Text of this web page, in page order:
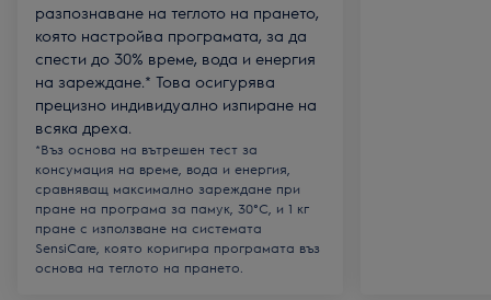
разпознаване на теглото на прането,
която настройва програмата, за да
спести до 30% време, вода и енергия
на зареждане.* Това осигурява
прецизно индивидуално изпиране на
всяка дреха.
*Въз основа на вътрешен тест за
консумация на време, вода и енергия,
сравняващ максимално зареждане при
пране на програма за памук, 30°C, и 1 кг
пране с използване на системата
SensiCare, която коригира програмата въз
основа на теглото на прането.